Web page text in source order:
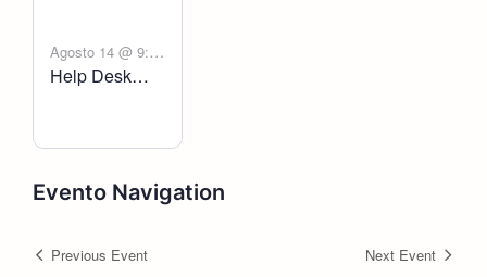
Agosto 14 @ 9:00
am - 6:00 pm
Help Desk
Evento Navigation
Previous Event Next Event